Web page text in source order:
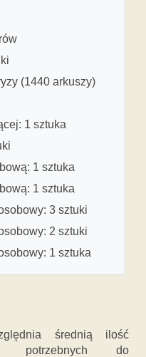
(1440 arkuszy)
1 sztuka
1 sztuka
1 sztuka
3 sztuki
2 sztuki
1 sztuka
średnią ilość
potrzebnych do